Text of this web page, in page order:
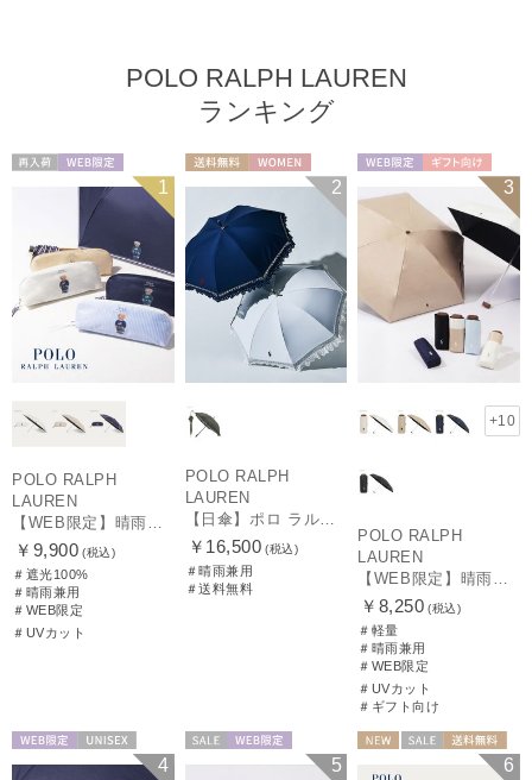
POLO RALPH LAUREN
ランキング
1
POLO RALPH
LAUREN
￥9,900 (税込)
＃遮光100%
＃晴雨兼用
＃WEB限定
＃UVカット
2
POLO RALPH
LAUREN
￥16,500 (税込)
＃晴雨兼用
＃送料無料
ギフト向け
UNISEX
3
+10
POLO RALPH
LAUREN
￥8,250 (税込)
＃軽量
＃晴雨兼用
＃WEB限定
＃UVカット
＃ギフト向け
4 5
送料無料
ギフト向け
6